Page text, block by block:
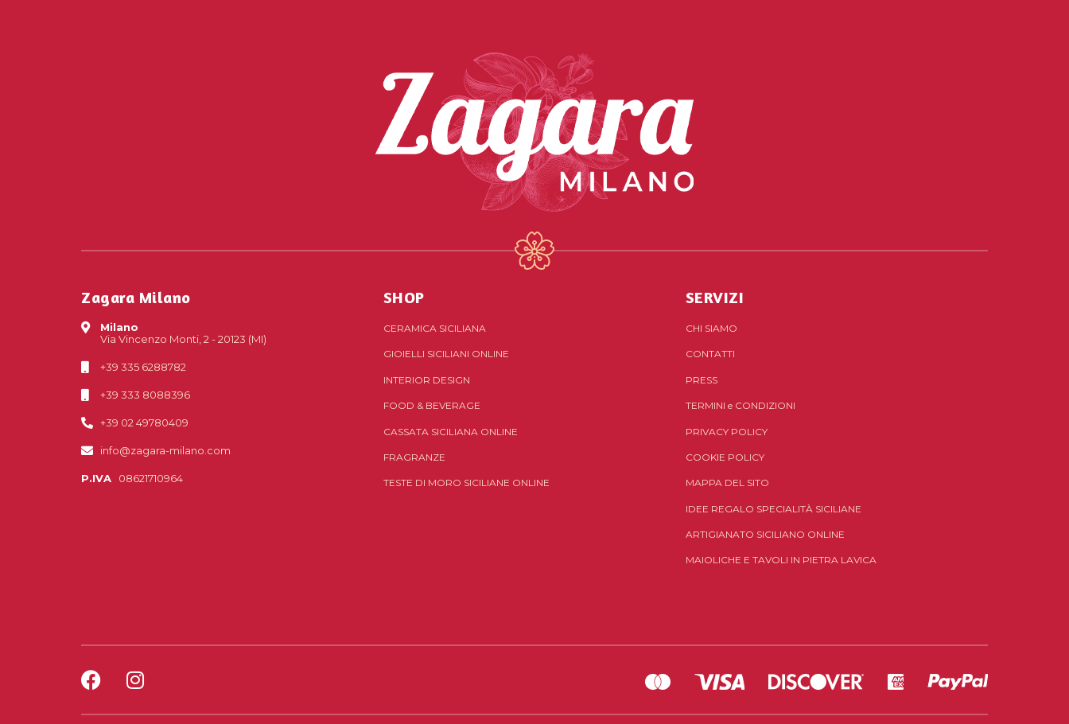
Zagara Milano
Milano
Via Vincenzo Monti, 2 - 20123 (MI)
+39 335 6288782
+39 333 8088396
+39 02 49780409
info@zagara-milano.com
P.IVA 08621710964
SHOP
CERAMICA SICILIANA
GIOIELLI SICILIANI ONLINE
INTERIOR DESIGN
FOOD & BEVERAGE
CASSATA SICILIANA ONLINE
FRAGRANZE
TESTE DI MORO SICILIANE ONLINE
SERVIZI
CHI SIAMO
CONTATTI
PRESS
TERMINI eCONDIZIONI
PRIVACY POLICY
COOKIE POLICY
MAPPA DEL SITO
IDEE REGALO SPECIALITÀ SICILIANE
ARTIGIANATO SICILIANO ONLINE
MAIOLICHE E TAVOLI IN PIETRA LAVICA